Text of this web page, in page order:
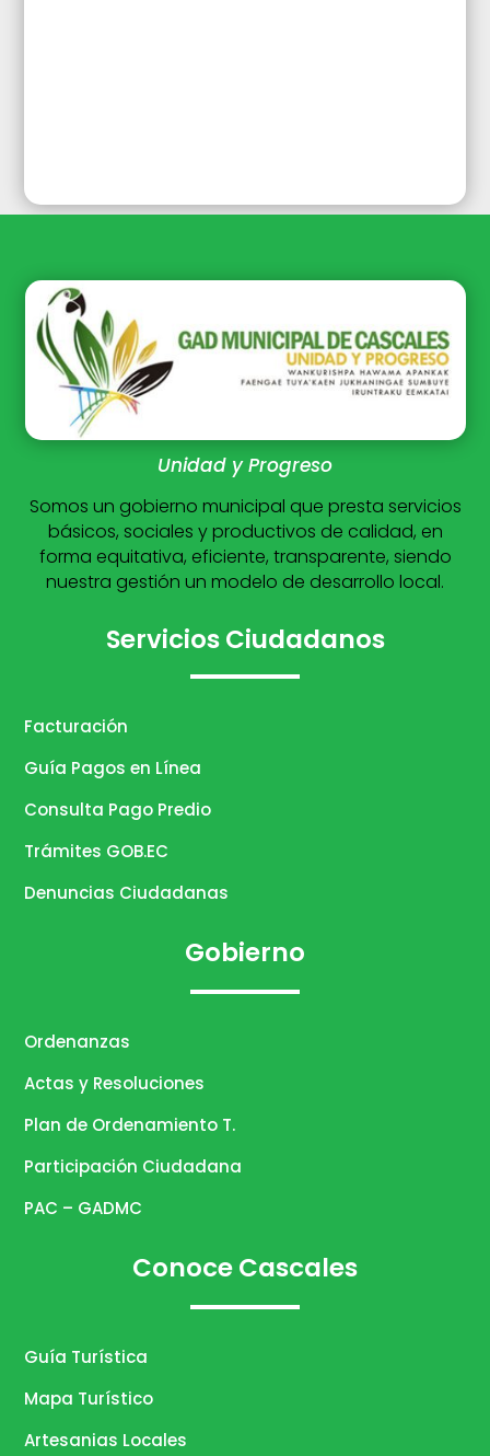
Unidad y Progreso
Somos un gobierno municipal que presta servicios
básicos, sociales y productivos de calidad, en
forma equitativa, eficiente, transparente, siendo
nuestra gestión un modelo de desarrollo local.
Servicios Ciudadanos
Facturación
Guía Pagos en Línea
Consulta Pago Predio
Trámites GOB.EC
Denuncias Ciudadanas
Gobierno
Ordenanzas
Actas y Resoluciones
Plan de Ordenamiento T.
Participación Ciudadana
PAC – GADMC
Conoce Cascales
Guía Turística
Mapa Turístico
Artesanias Locales